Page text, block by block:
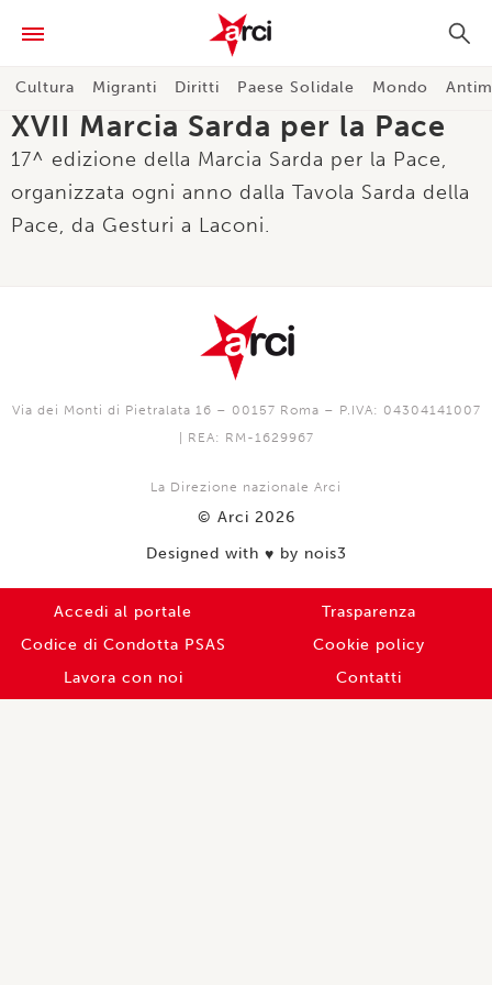
Cultura Migranti Diritti Paese Solidale Mondo
XVII Marcia Sarda per la Pace
17^ edizione della Marcia Sarda per la Pace,
organizzata ogni anno dalla Tavola Sarda della
Pace, da Gesturi a Laconi.
Via dei Monti di Pietralata 16 – 00157 Roma – P.IVA: 04304141007
| REA: RM-1629967
La Direzione nazionale Arci
© Arci 2026
Designed with ♥️ by nois3
Accedi al portale
Trasparenza
Codice di Condotta PSAS
Cookie policy
Lavora con noi
Contatti